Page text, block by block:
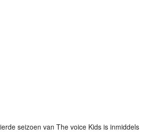
seizoen van The voice Kids is inmiddels